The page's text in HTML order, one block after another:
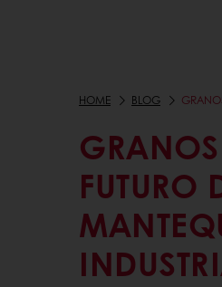
HOME BLOG
FUTURO